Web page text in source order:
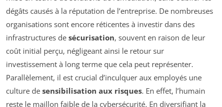
dégâts causés à la réputation de l’entreprise. De nombreuses
organisations sont encore réticentes à investir dans des
infrastructures de sécurisation, souvent en raison de leur
coût initial perçu, négligeant ainsi le retour sur
investissement à long terme que cela peut représenter.
Parallèlement, il est crucial d’inculquer aux employés une
culture de sensibilisation aux risques. En effet, l’humain
reste le maillon faible de la cybersécurité. En diversifiant la